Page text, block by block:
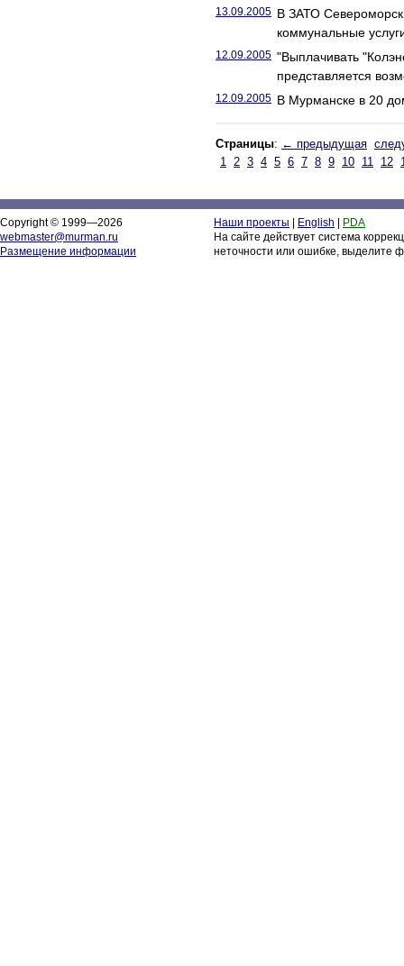
13.09.2005 В ЗАТО
коммунальные
12.09.2005 "Выплачивать
представляется
12.09.2005 В Мурманске в 20
Страницы: ← предыдущая
1 2 3 4 5 6 7 8 9 10 11 12
Copyright © 1999—2026
webmaster@murman.ru
Размещение информации
Наши проекты English
PDA
На сайте действует система
неточности или ошибке, выделите